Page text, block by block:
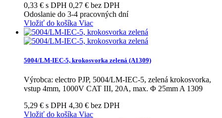
0,33 € s DPH 0,27 € bez DPH
Odoslanie do 3-4 pracovných dní
Vložiť do košíka Viac
5004/LM-IEC-5, krokosvorka zelená (A1309)
Výrobca: electro PJP, 5004/LM-IEC-5, zelená krokosvorka,
vstup 4mm, 1000V CAT III, 20A, max. Φ 25mm A 1309
5,29 € s DPH 4,30 € bez DPH
Vložiť do košíka Viac